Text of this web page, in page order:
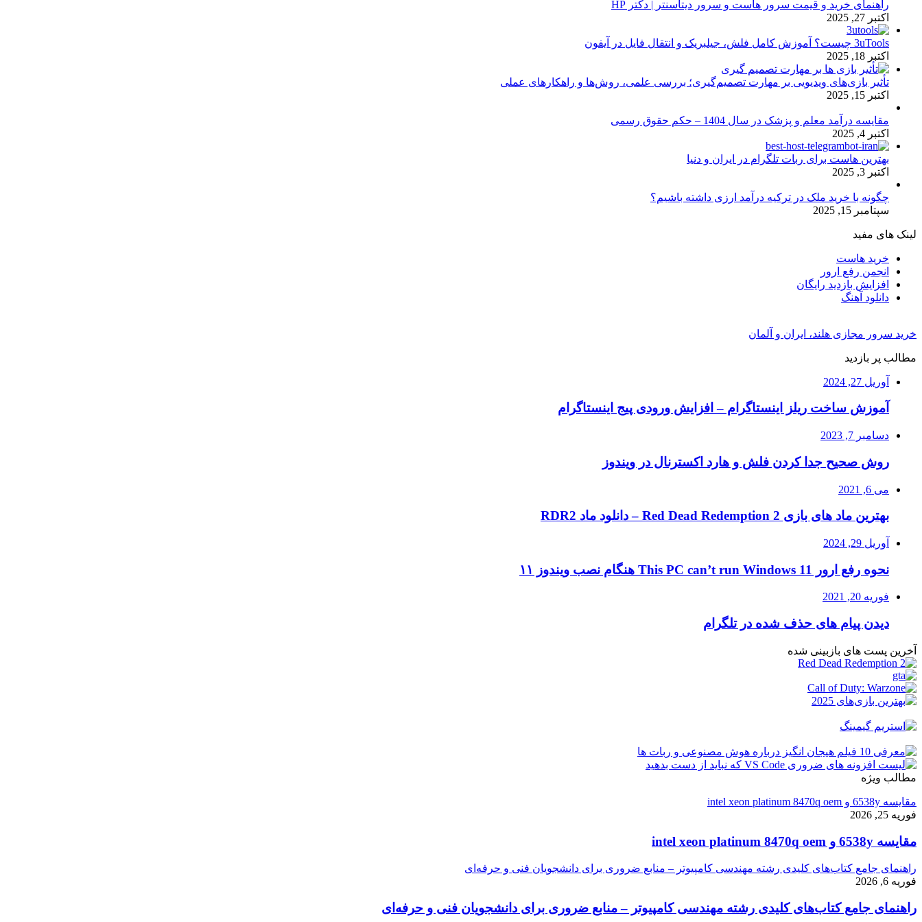
راهنمای خرید و قیمت سرور هاست و سرور دیتاسنتر | دکتر HP
اکتبر 27, 2025
3uTools چیست؟ آموزش کامل فلش، جیلبریک و انتقال فایل در آیفون
اکتبر 18, 2025
تأثیر بازی‌های ویدیویی بر مهارت تصمیم‌گیری؛ بررسی علمی، روش‌ها و راهکارهای عملی
اکتبر 15, 2025
مقایسه درآمد معلم و پزشک در سال 1404 – حکم حقوق رسمی
اکتبر 4, 2025
بهترین هاست برای ربات تلگرام در ایران و دنیا
اکتبر 3, 2025
چگونه با خرید ملک در ترکیه درآمد ارزی داشته باشیم؟
سپتامبر 15, 2025
لینک های مفید
خرید هاست
انجمن رفع ارور
افزایش بازدید رایگان
دانلود آهنگ
خرید سرور مجازی هلند، ایران و آلمان
مطالب پر بازدید
آوریل 27, 2024
آموزش ساخت ریلز اینستاگرام – افزایش ورودی پیج اینستاگرام
دسامبر 7, 2023
روش صحیح جدا کردن فلش و هارد اکسترنال در ویندوز
می 6, 2021
بهترین ماد های بازی Red Dead Redemption 2 – دانلود ماد RDR2
آوریل 29, 2024
نحوه رفع ارور This PC can’t run Windows 11 هنگام نصب ویندوز ۱۱
فوریه 20, 2021
دیدن پیام های حذف شده در تلگرام
آخرین پست های بازبینی شده
مطالب ویژه
مقایسه 6538y و intel xeon platinum 8470q oem
فوریه 25, 2026
مقایسه 6538y و intel xeon platinum 8470q oem
راهنمای جامع کتاب‌های کلیدی رشته مهندسی کامپیوتر – منابع ضروری برای دانشجویان فنی و حرفه‌ای
فوریه 6, 2026
راهنمای جامع کتاب‌های کلیدی رشته مهندسی کامپیوتر – منابع ضروری برای دانشجویان فنی و حرفه‌ای